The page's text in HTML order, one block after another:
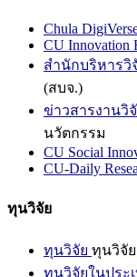
Chula
CU Innovation
สำนักบริหารวิ
(สบจ.)
ข่าวสารงานวิ
นวัตกรรม
CU Social
CU-Daily
ทุนวิจัย
ทุนวิจัย ทุนวิจัย
ทุนวิจัยในประ